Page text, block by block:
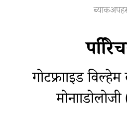
गोटफ्रााइड विल्हेम